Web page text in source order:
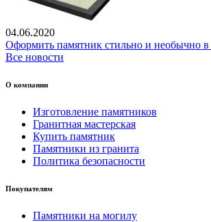
04.06.2020
Оформить памятник стильно и необычно
Все новости
О компании
Изготовление памятников
Гранитная мастерская
Купить памятник
Памятники из гранита
Политика безопасности
Покупателям
Памятники на могилу